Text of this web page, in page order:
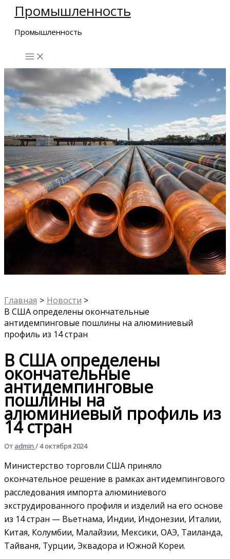
Перейти
содержимому
Промышленность
Промышленность
Главная
Новости
В США определены окончательные
антидемпинговые пошлины на алюминиевый
профиль из 14 стран
В США определены
окончательные
антидемпинговые
пошлины на
алюминиевый профиль из
14 стран
От admin/4 октября 2024
Министерство торговли США приняло
окончательное решение в рамках антидемпингового
расследования импорта алюминиевого
экструдированного профиля и изделий на его основе
из 14 стран — Вьетнама, Индии, Индонезии, Италии,
Китая, Колумбии, Малайзии, Мексики, ОАЭ, Таиланда,
Тайваня, Турции, Эквадора и Южной Кореи.